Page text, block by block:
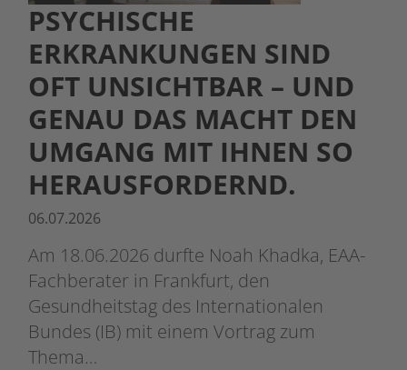
PSYCHISCHE
ERKRANKUNGEN SIND
OFT UNSICHTBAR – UND
GENAU DAS MACHT DEN
UMGANG MIT IHNEN SO
HERAUSFORDERND.
06.07.2026
Am 18.06.2026 durfte Noah Khadka, EAA-
Fachberater in Frankfurt, den
Gesundheitstag des Internationalen
Bundes (IB) mit einem Vortrag zum
Thema…